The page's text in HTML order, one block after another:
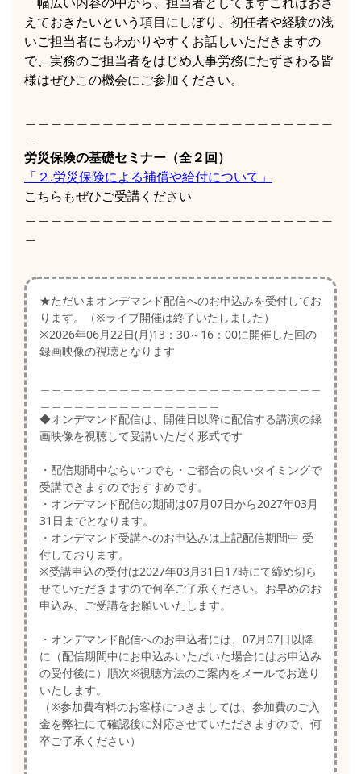
えておきたいという項目にしぼり、初任者や経験の浅
いご担当者にもわかりやすくお話しいただきますの
で、実務のご担当者をはじめ人事労務にたずさわる皆
様はぜひこの機会にご参加ください。
労災保険の基礎セミナー（全２回）
「２.労災保険による補償や給付について」
こちらもぜひご受講ください
★ただいまオンデマンド配信へのお申込みを受付してお
ります。（※ライブ開催は終了いたしました）
※2026年06月22日(月)13：30～16：00に開催した回の
録画映像の視聴となります
◆オンデマンド配信は、開催日以降に配信する講演の録
画映像を視聴して受講いただく形式です
・配信期間中ならいつでも・ご都合の良いタイミングで
受講できますのでおすすめです。
・オンデマンド配信の期間は07月07日から2027年03月
31日までとなります。
・オンデマンド受講へのお申込みは上記配信期間中 受
付しております。
※受講申込の受付は2027年03月31日17時にて締め切ら
せていただきますので何卒ご了承ください。お早めのお
申込み、ご受講をお願いいたします。
・オンデマンド配信へのお申込者には、07月07日以降
に（配信期間中にお申込みいただいた場合にはお申込み
の受付後に）順次※視聴方法のご案内をメールでお送り
いたします。
（※参加費有料のお客様につきましては、参加費のご入
金を弊社にて確認後に対応させていただきますので、何
卒ご了承ください）